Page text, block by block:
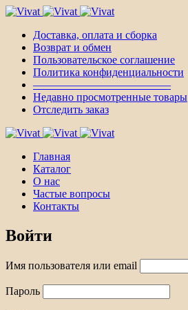
Доставка, оплата и сборка
Возврат и обмен
Пользовательское соглашение
Политика конфиденциальности
————————————–
Недавно просмотренные товары
Отследить заказ
Главная
Каталог
О нас
Частые вопросы
Контакты
Войти
Имя пользователя или email
Пароль